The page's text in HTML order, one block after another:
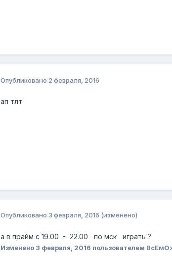
Опубликовано 2 февраля, 2016
ап тлт
Опубликовано 3 февраля, 2016 (изменено)
а в прайм с 19.00 - 22.00 по мск играть ?
Изменено 3 февраля, 2016 пользователем